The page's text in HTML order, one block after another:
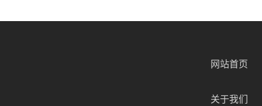
网站首页
关于我们